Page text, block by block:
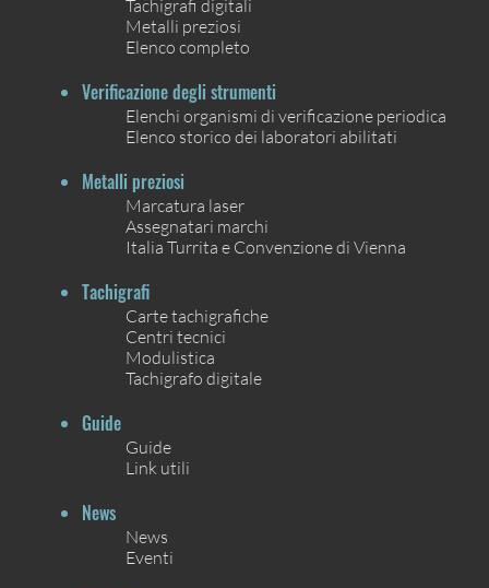
Tachigrafi digitali
Metalli preziosi
Elenco completo
Verificazione degli strumenti
Elenchi organismi di verificazione periodica
Elenco storico dei laboratori abilitati
Metalli preziosi
Marcatura laser
Assegnatari marchi
Italia Turrita e Convenzione di Vienna
Tachigrafi
Carte tachigrafiche
Centri tecnici
Modulistica
Tachigrafo digitale
Guide
Guide
Link utili
News
News
Eventi